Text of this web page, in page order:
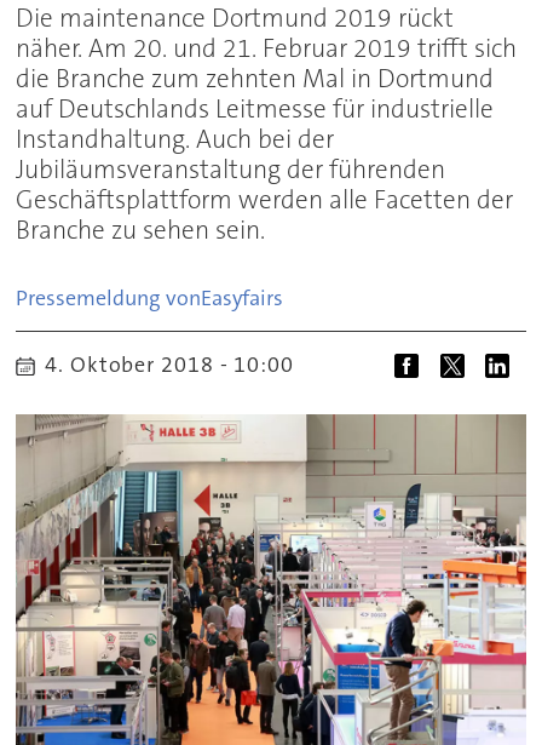
Die maintenance Dortmund 2019 rückt
näher. Am 20. und 21. Februar 2019 trifft sich
die Branche zum zehnten Mal in Dortmund
auf Deutschlands Leitmesse für industrielle
Instandhaltung. Auch bei der
Jubiläumsveranstaltung der führenden
Geschäftsplattform werden alle Facetten der
Branche zu sehen sein.
Pressemeldung vonEasyfairs
4. Oktober 2018 - 10:00